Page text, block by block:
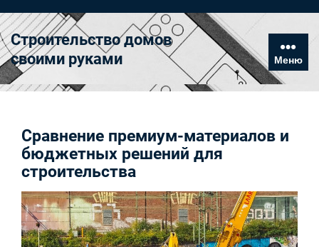
к
содержимому
Строительство домов
своими руками
Меню
Сравнение премиум-материалов и
бюджетных решений для
строительства